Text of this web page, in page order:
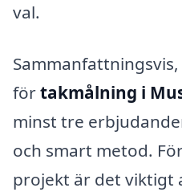
val.
förtakmålning i
minst tre
och smart metod.
projekt är det viktigt